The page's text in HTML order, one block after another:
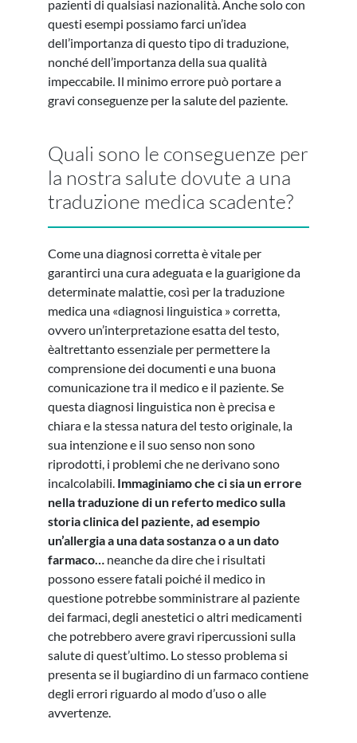
pazienti di qualsiasi nazionalità. Anche solo con
questi esempi possiamo farci un’idea
dell’importanza di questo tipo di traduzione,
nonché dell’importanza della sua qualità
impeccabile. Il minimo errore può portare a
gravi conseguenze per la salute del paziente.
Quali sono le conseguenze per
la nostra salute dovute a una
traduzione medica scadente?
Come una diagnosi corretta è vitale per
garantirci una cura adeguata e la guarigione da
determinate malattie, così per la traduzione
medica una «diagnosi linguistica » corretta,
ovvero un’interpretazione esatta del testo,
èaltrettanto essenziale per permettere la
comprensione dei documenti e una buona
comunicazione tra il medico e il paziente. Se
questa diagnosi linguistica non è precisa e
chiara e la stessa natura del testo originale, la
sua intenzione e il suo senso non sono
riprodotti, i problemi che ne derivano sono
incalcolabili. Immaginiamo che ci sia un errore
nella traduzione di un referto medico sulla
storia clinica del paziente, ad esempio
un’allergia a una data sostanza o a un dato
farmaco… neanche da dire che i risultati
possono essere fatali poiché il medico in
questione potrebbe somministrare al paziente
dei farmaci, degli anestetici o altri medicamenti
che potrebbero avere gravi ripercussioni sulla
salute di quest’ultimo. Lo stesso problema si
presenta se il bugiardino di un farmaco contiene
degli errori riguardo al modo d’uso o alle
avvertenze.